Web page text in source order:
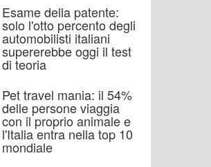
Esame della patente:
solo l'otto percento degli
automobilisti italiani
supererebbe oggi il test
di teoria
Pet travel mania: il 54%
delle persone viaggia
con il proprio animale e
l'Italia entra nella top 10
mondiale